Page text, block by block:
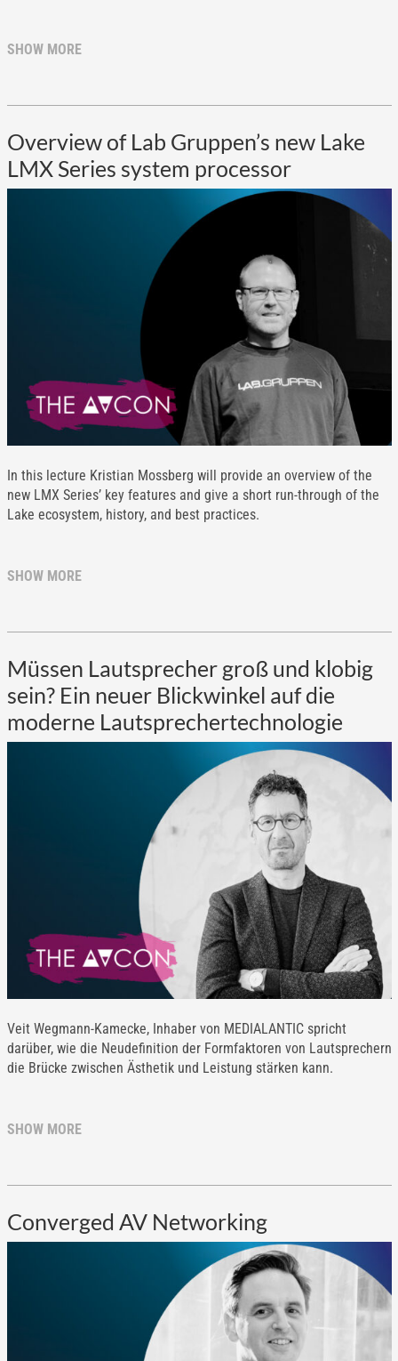
SHOW MORE
Overview of Lab Gruppen’s new Lake
LMX Series system processor
In this lecture Kristian Mossberg will provide an overview of the
new LMX Series’ key features and give a short run-through of the
Lake ecosystem, history, and best practices.
SHOW MORE
Müssen Lautsprecher groß und klobig
sein? Ein neuer Blickwinkel auf die
moderne Lautsprechertechnologie
Veit Wegmann-Kamecke, Inhaber von MEDIALANTIC spricht
darüber, wie die Neudefinition der Formfaktoren von Lautsprechern
die Brücke zwischen Ästhetik und Leistung stärken kann.
SHOW MORE
Converged AV Networking